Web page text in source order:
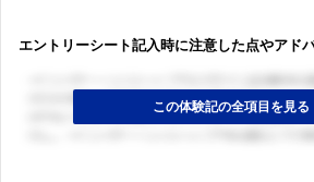
エントリーシート記入時に注意した点やアド